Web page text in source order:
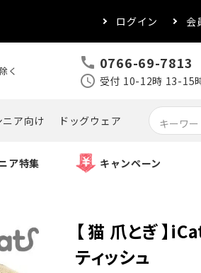
ログイン 会
く call 0766-69-7813
schedule 受付 10-12時 13-15
ニア向け ドッグウェア
ア特集 キャンペーン
【 猫 爪とぎ 】
ティッシュ